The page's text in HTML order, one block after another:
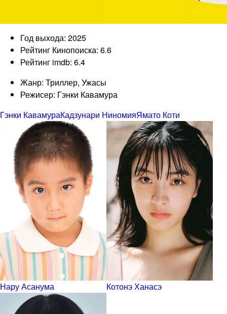
Год выхода: 2025
Рейтинг Кинопоиска: 6.6
Рейтинг imdb: 6.4
Жанр: Триллер, Ужасы
Режисер: Гэнки Кавамура
Гэнки КавамураКадзунари НиномияЯмато Коти
Нару Асанума Котонэ Ханасэ